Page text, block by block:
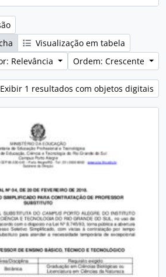
Visualização em tabela
Relevância
Ordem: Crescente
Exibir 1 resultados com objetos digitais